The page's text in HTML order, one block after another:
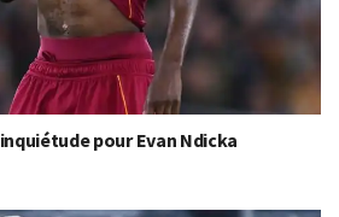
pour Evan Ndicka